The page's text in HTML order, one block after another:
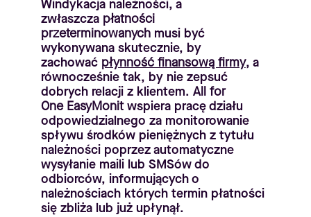
Windykacja należności, a
zwłaszczapłatności
przeterminowanychmusi być
wykonywana skutecznie, by
zachować płynność finansową firmy, a
równocześnie tak, by nie zepsuć
dobrych relacji z klientem. All for
One EasyMonitwspiera pracę działu
odpowiedzialnego za monitorowanie
spływu środków pieniężnych z tytułu
należności poprzez automatyczne
wysyłanie maili lub SMSów do
odbiorców, informujących o
należnościach których termin płatności
się zbliża lub już upłynął.